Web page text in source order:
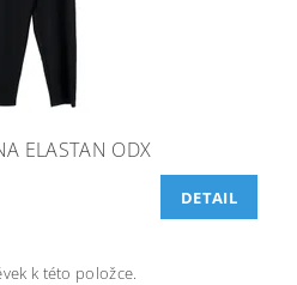
ELASTAN ODX
DETAIL
k této položce.